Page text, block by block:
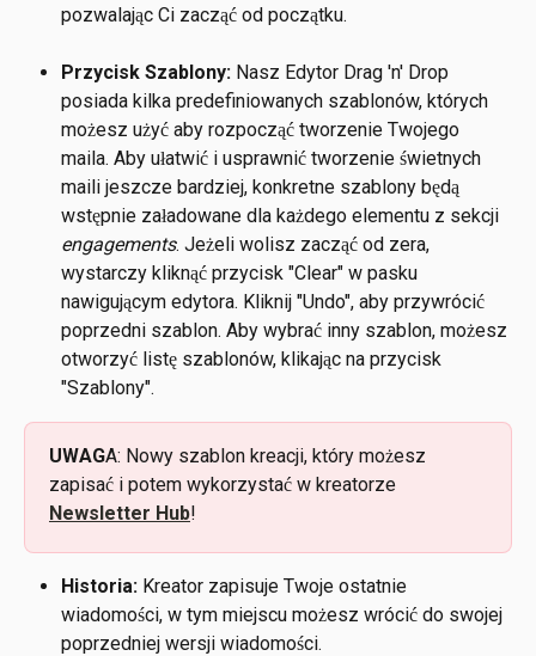
pozwalając Ci zacząć od początku.
Przycisk Szablony: Nasz Edytor Drag 'n' Drop
posiada kilka predefiniowanych szablonów, których
możesz użyć aby rozpocząć tworzenie Twojego
maila. Aby ułatwić i usprawnić tworzenie świetnych
maili jeszcze bardziej, konkretne szablony będą
wstępnie załadowane dla każdego elementu z sekcji
engagements. Jeżeli wolisz zacząć od zera,
wystarczy kliknąć przycisk "Clear" w pasku
nawigującym edytora. Kliknij "Undo", aby przywrócić
poprzedni szablon. Aby wybrać inny szablon, możesz
otworzyć listę szablonów, klikając na przycisk
"Szablony".
UWAGA: Nowy szablon kreacji, który możesz
zapisać i potem wykorzystać w kreatorze
Newsletter Hub!
Historia: Kreator zapisuje Twoje ostatnie
wiadomości, w tym miejscu możesz wrócić do swojej
poprzedniej wersji wiadomości.